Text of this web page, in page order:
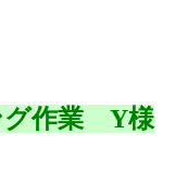
グ作業 Y様